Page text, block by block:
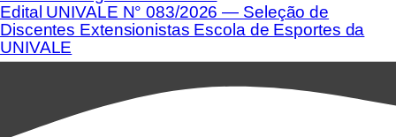
Edital UNIVALE N° 083/2026 — Seleção de
Discentes Extensionistas Escola de Esportes da
UNIVALE